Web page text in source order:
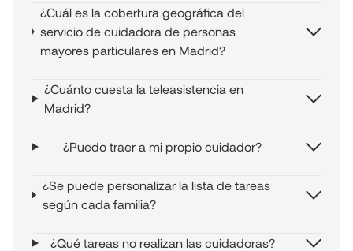
¿Cuál es la cobertura geográfica del
servicio de cuidadora de personas
mayores particulares en Madrid?
¿Cuánto cuesta la teleasistencia en
Madrid?
¿Puedo traer a mi propio cuidador?
¿Se puede personalizar la lista de tareas
según cada familia?
¿Qué tareas no realizan las cuidadoras?